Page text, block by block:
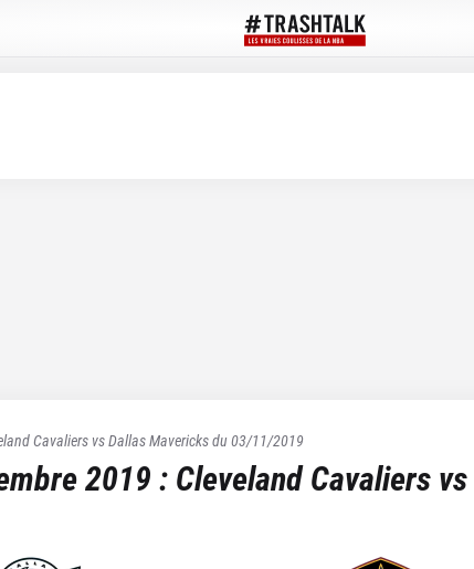
Cavaliers vsDallas Mavericksdu03/11/2019
2019 : Cleveland Cavaliers vs